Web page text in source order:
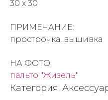
30 х 30
ПРИМЕЧАНИЕ:
прострочка, вышивка
НА ФОТО:
пальто "Жизель"
Категория: